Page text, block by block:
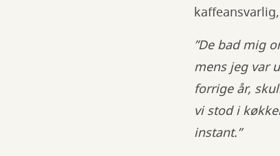
”De bad mig
mens jeg var
forrige år,
vi stod i
instant.”